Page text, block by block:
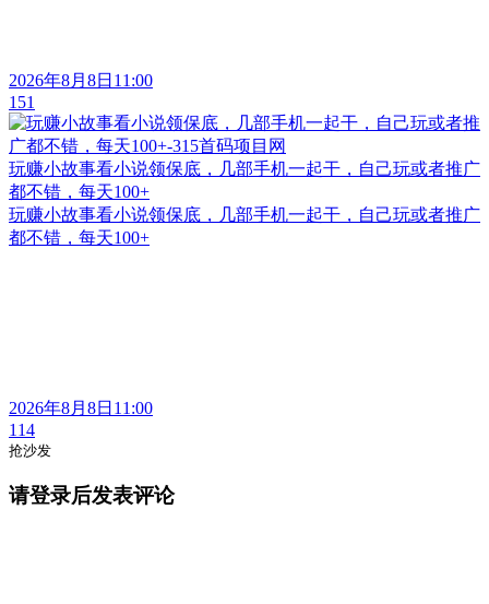
2026年8月8日11:00
151
玩赚小故事看小说领保底，几部手机一起干，自己玩或者推广
都不错，每天100+
玩赚小故事看小说领保底，几部手机一起干，自己玩或者推广
都不错，每天100+
2026年8月8日11:00
114
抢沙发
请登录后发表评论